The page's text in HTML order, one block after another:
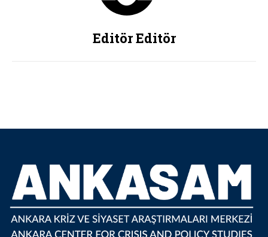
Editör Editör